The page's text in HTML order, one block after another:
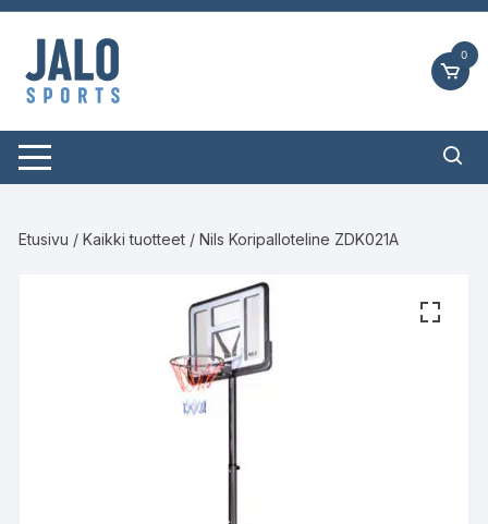
Siirry
suoraan
sisältöön
0
Etusivu /Kaikki tuotteet / Nils Koripalloteline ZDK021A